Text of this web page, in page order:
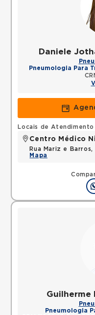
Daniele
Pneumologia Para
Locais de Atendimento
Centro Médico
Rua Mariz e
Mapa
Guilherme
Pneumologia